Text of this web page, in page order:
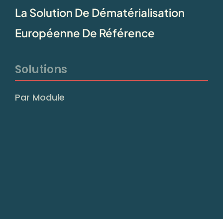
La Solution De Dématérialisation
Européenne De Référence
Solutions
Par Module